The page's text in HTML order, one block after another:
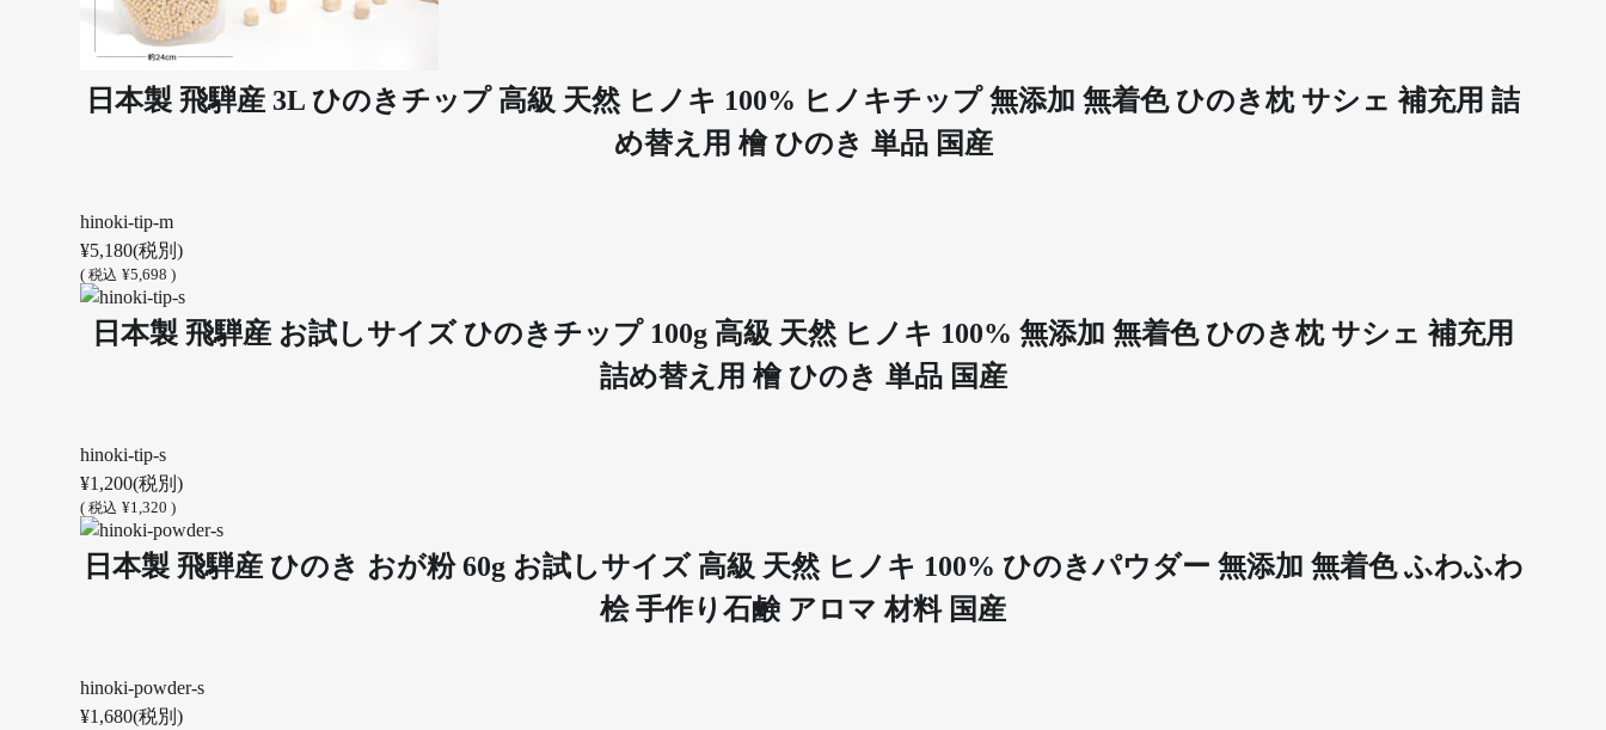
日本製 飛騨産 3L ひのきチップ 高級 天然 ヒノキ 100% ヒノキチップ 無添加 無着色 ひのき枕 サシェ 補充用 詰
め替え用 檜 ひのき 単品 国産
hinoki-tip-m
¥5,180(税別)
(税込 ¥5,698 )
日本製 飛騨産 お試しサイズ ひのきチップ 100g 高級 天然 ヒノキ 100% 無添加 無着色 ひのき枕 サシェ 補充用
詰め替え用 檜 ひのき 単品 国産
hinoki-tip-s
¥1,200(税別)
(税込 ¥1,320 )
日本製 飛騨産 ひのき おが粉 60g お試しサイズ 高級 天然 ヒノキ 100% ひのきパウダー 無添加 無着色 ふわふわ
桧 手作り石鹸 アロマ 材料 国産
hinoki-powder-s
¥1,680(税別)